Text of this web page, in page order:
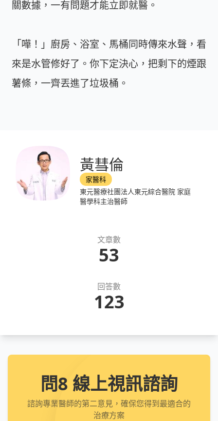
關數據，一有問題才能立即就醫。
「嘩！」廚房、浴室、馬桶同時傳來水聲，看
來是水管修好了。你下定決心，把剩下的煙跟
薯條，一齊丟進了垃圾桶。
黃彗倫
家醫科
東元醫療社團法人東元綜合醫院 家庭
醫學科主治醫師
文章數
53
回答數
123
問8 線上視訊諮詢
諮詢專業醫師的第二意見，確保您得到最適合的
治療方案